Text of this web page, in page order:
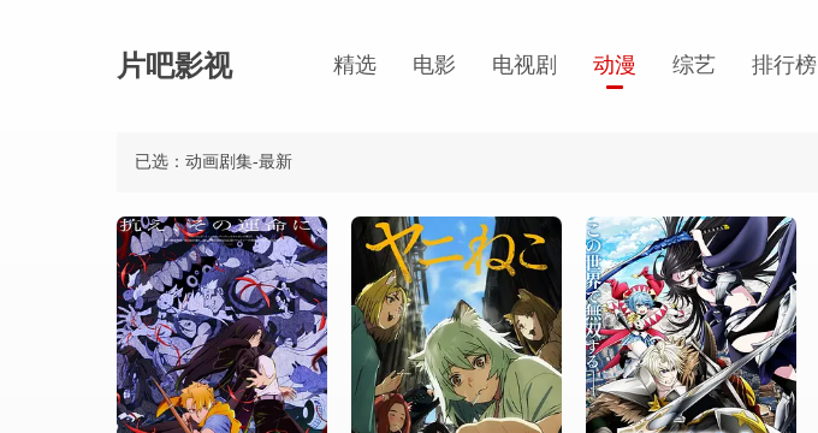
片吧影视 精选 电影 电视剧 动漫 综艺 排行榜
已选：动画剧集-最新